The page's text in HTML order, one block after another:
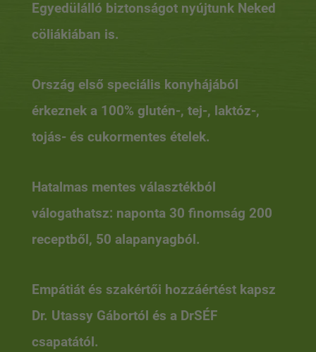
Egyedülálló biztonságot nyújtunk Neked
cöliákiában is.
Ország első speciális konyhájából
érkeznek a 100% glutén-, tej-, laktóz-,
tojás- és cukormentes ételek.
Hatalmas mentes választékból
válogathatsz: naponta 30 finomság 200
receptből, 50 alapanyagból.
Empátiát és szakértői hozzáértést kapsz
Dr. Utassy Gábortól és a DrSÉF
csapatától.